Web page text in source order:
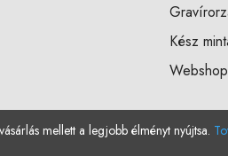
Kész
Webshop
mellett a legjobb élményt nyújtsa.